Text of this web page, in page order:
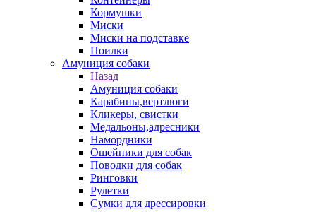
Кормушки
Миски
Миски на подставке
Поилки
Амуниция собаки
Назад
Амуниция собаки
Карабины,вертлюги
Кликеры, свистки
Медальоны,адресники
Намордники
Ошейники для собак
Поводки для собак
Ринговки
Рулетки
Сумки для дрессировки